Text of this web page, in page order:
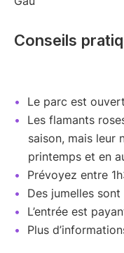
Conseils
Le parc est
Les flamants
saison, mais leur
printemps et en
Prévoyez entre
Des jumelles
L’entrée est
Plus